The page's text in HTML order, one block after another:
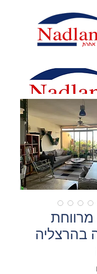
מרווחת
בהרצליה